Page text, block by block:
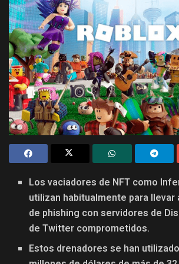
Los vaciadores de NFT como
utilizan habitualmente para llevar
de phishing con servidores de
de Twitter comprometidos.
Estos drenadores se han